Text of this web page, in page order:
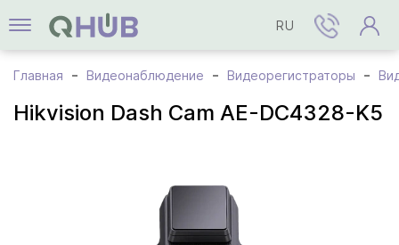
RU
Главная Видеонаблюдение Видеорегистраторы
Hikvision Dash Cam AE-DC4328-K5